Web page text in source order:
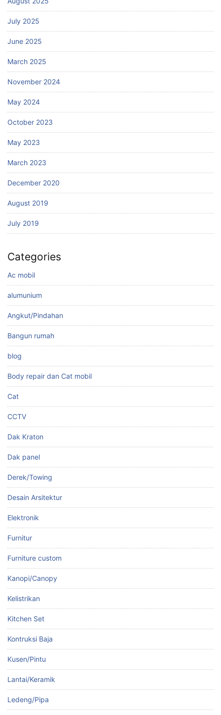
July 2025
June 2025
March 2025
November 2024
May 2024
October 2023
May 2023
March 2023
December 2020
August 2019
July 2019
Categories
Ac mobil
alumunium
Angkut/Pindahan
Bangun rumah
blog
Body repair dan Cat mobil
Cat
CCTV
Dak Kraton
Dak panel
Derek/Towing
Desain Arsitektur
Elektronik
Furnitur
Furniture custom
Kanopi/Canopy
Kelistrikan
Kitchen Set
Kontruksi Baja
Kusen/Pintu
Lantai/Keramik
Ledeng/Pipa